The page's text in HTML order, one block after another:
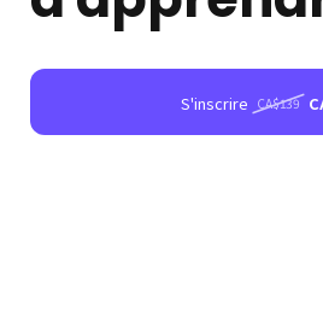
S'inscrire CA$139